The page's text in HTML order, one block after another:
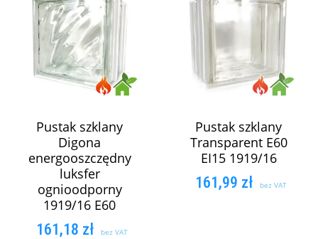
Pustak szklany
Digona
energooszczędny
luksfer
ognioodporny
1919/16 E60
161,18 zł bez VAT
Pustak szklany
Transparent E60
EI15 1919/16
161,99 zł bez VAT